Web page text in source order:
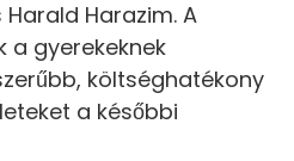
Harazim. A
a gyerekeknek
költséghatékony
a későbbi